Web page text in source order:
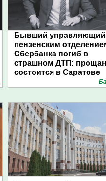
Бывший управляющий
пензенским
Сбербанка погиб в
страшном ДТП:
состоится в Саратове